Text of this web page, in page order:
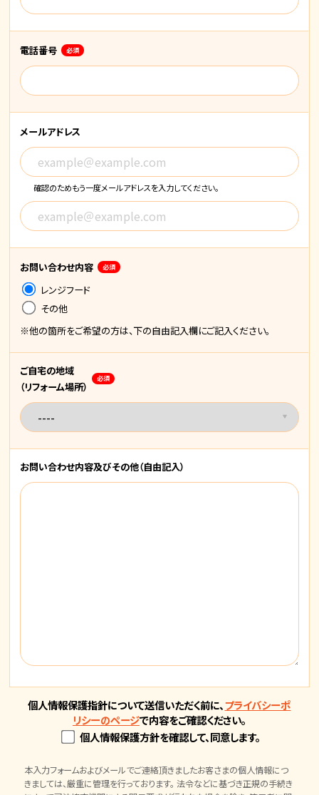
電話番号 必須
メールアドレス
確認のためもう一度メールアドレスを入力してください。
お問い合わせ内容 必須
レンジフード
その他
※他の箇所をご希望の方は、下の自由記入欄にご記入ください。
ご自宅の地域
（リフォーム場所）
必須
お問い合わせ内容及びその他（自由記入）
個人情報保護指針について送信いただく前に、プライバシーポ
リシーのページで内容をご確認ください。
個人情報保護方針を確認して、同意します。
本入力フォームおよびメールでご連絡頂きましたお客さまの個人情報につ
きましては、厳重に管理を行っております。 法令などに基づき正規の手続き